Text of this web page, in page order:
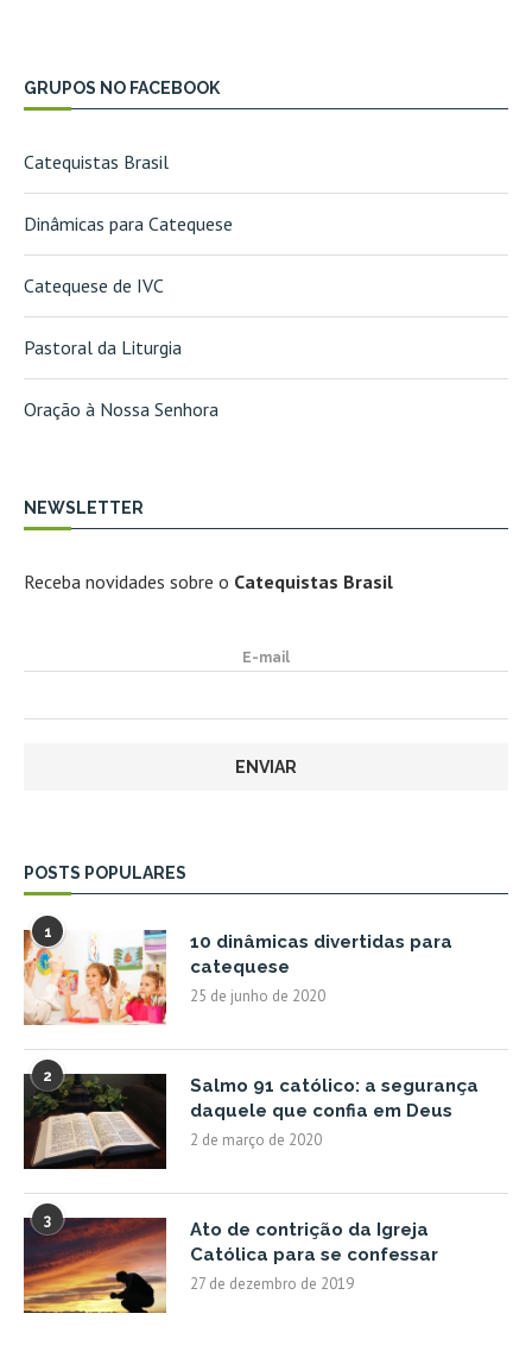
GRUPOS NO FACEBOOK
Catequistas Brasil
Dinâmicas para Catequese
Catequese de IVC
Pastoral da Liturgia
Oração à Nossa Senhora
NEWSLETTER
Receba novidades sobre o Catequistas Brasil
E-mail
POSTS POPULARES
1
10 dinâmicas divertidas para
catequese
25 de junho de 2020
2
Salmo 91 católico: a segurança
daquele que confia em Deus
2 de março de 2020
3
Ato de contrição da Igreja
Católica para se confessar
27 de dezembro de 2019